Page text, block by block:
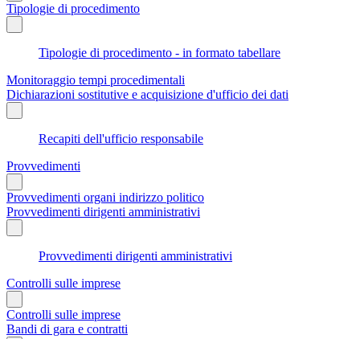
Tipologie di procedimento
Tipologie di procedimento - in formato tabellare
Monitoraggio tempi procedimentali
Dichiarazioni sostitutive e acquisizione d'ufficio dei dati
Recapiti dell'ufficio responsabile
Provvedimenti
Provvedimenti organi indirizzo politico
Provvedimenti dirigenti amministrativi
Provvedimenti dirigenti amministrativi
Controlli sulle imprese
Controlli sulle imprese
Bandi di gara e contratti